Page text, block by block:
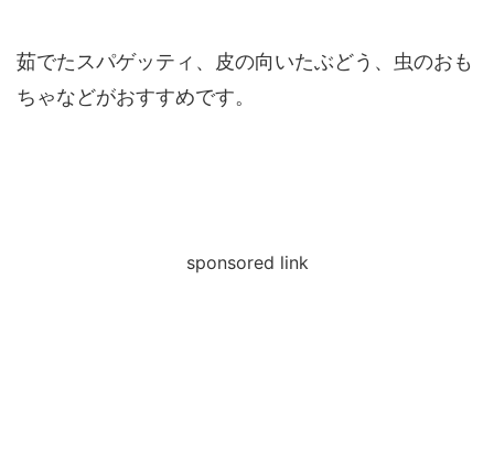
茹でたスパゲッティ、皮の向いたぶどう、虫のおも
ちゃなどがおすすめです。
sponsored link